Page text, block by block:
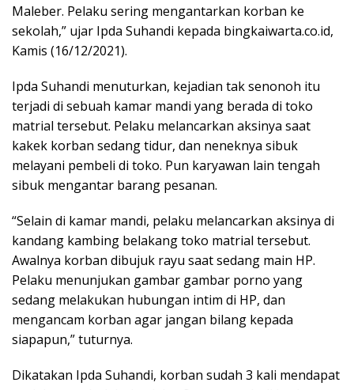
Maleber. Pelaku sering mengantarkan korban ke
sekolah,” ujar Ipda Suhandi kepada bingkaiwarta.co.id,
Kamis (16/12/2021).
Ipda Suhandi menuturkan, kejadian tak senonoh itu
terjadi di sebuah kamar mandi yang berada di toko
matrial tersebut. Pelaku melancarkan aksinya saat
kakek korban sedang tidur, dan neneknya sibuk
melayani pembeli di toko. Pun karyawan lain tengah
sibuk mengantar barang pesanan.
“Selain di kamar mandi, pelaku melancarkan aksinya di
kandang kambing belakang toko matrial tersebut.
Awalnya korban dibujuk rayu saat sedang main HP.
Pelaku menunjukan gambar gambar porno yang
sedang melakukan hubungan intim di HP, dan
mengancam korban agar jangan bilang kepada
siapapun,” tuturnya.
Dikatakan Ipda Suhandi, korban sudah 3 kali mendapat